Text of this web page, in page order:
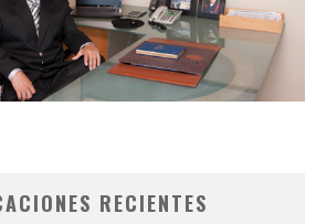
RECIENTES